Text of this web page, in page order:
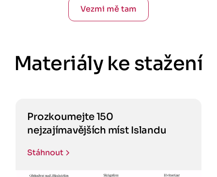
Vezmi mě tam
Materiály ke stažení
Prozkoumejte 150
nejzajímavějších míst Islandu
Stáhnout